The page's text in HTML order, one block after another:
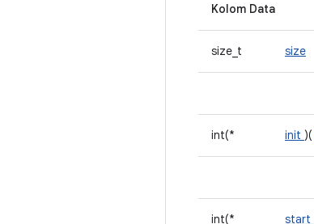
Kolom Data
size_t size
int(* init )(
int(* start